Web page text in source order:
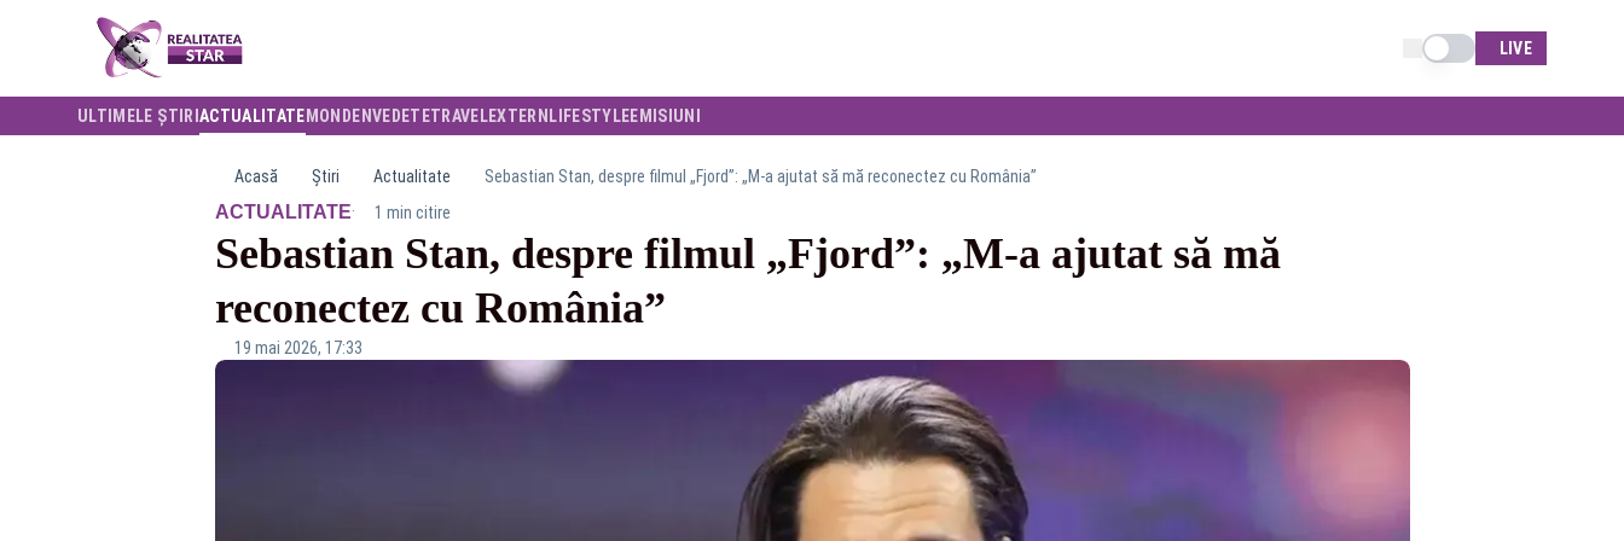
Schimba tema
LIVE
ULTIMELE ȘTIRI ACTUALITATE MONDENVEDETETRAVELEXTERN LIFESTYLEEMISIUNI
Acasă Știri Actualitate Sebastian Stan, despre filmul „Fjord”: „M-a ajutat să mă reconectez cu România”
ACTUALITATE· 1 min citire
Sebastian Stan, despre filmul „Fjord”: „M-a ajutat să mă
reconectez cu România”
19 mai 2026, 17:33